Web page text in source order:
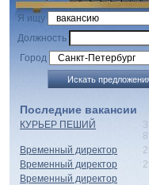
Я ищу
Должность
Город
Последние вакансии
КУРЬЕР ПЕШИЙ
Временный директор
Временный директор
Временный директор